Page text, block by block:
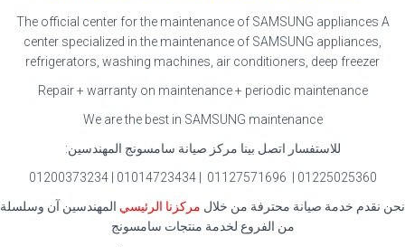
The official center for the maintenance of SAMSUNG appliances A
center specialized in the maintenance of SAMSUNG appliances,
refrigerators, washing machines, air conditioners, deep freezer
Repair + warranty on maintenance + periodic maintenance
We are the best in SAMSUNG maintenance
للاستفسار اتصل بينا مركز صيانة سامسونج المهندسين:
01225025360 | 01127571696 | 01014723434 | 01200373234
نحن نقدم خدمة صيانة محترفة من خلال مركزنا الرئيسي المهندسين آن وسلسلة
من الفروع لخدمة منتجات سامسونج